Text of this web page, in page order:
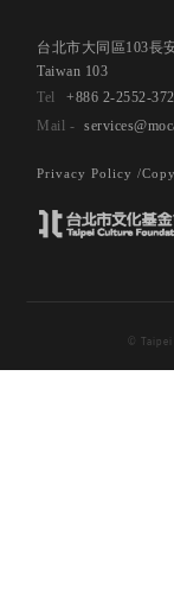
台北市大同區103長
Taiwan 103
+886 2-2552-
Privacy Policy /
© Taipei